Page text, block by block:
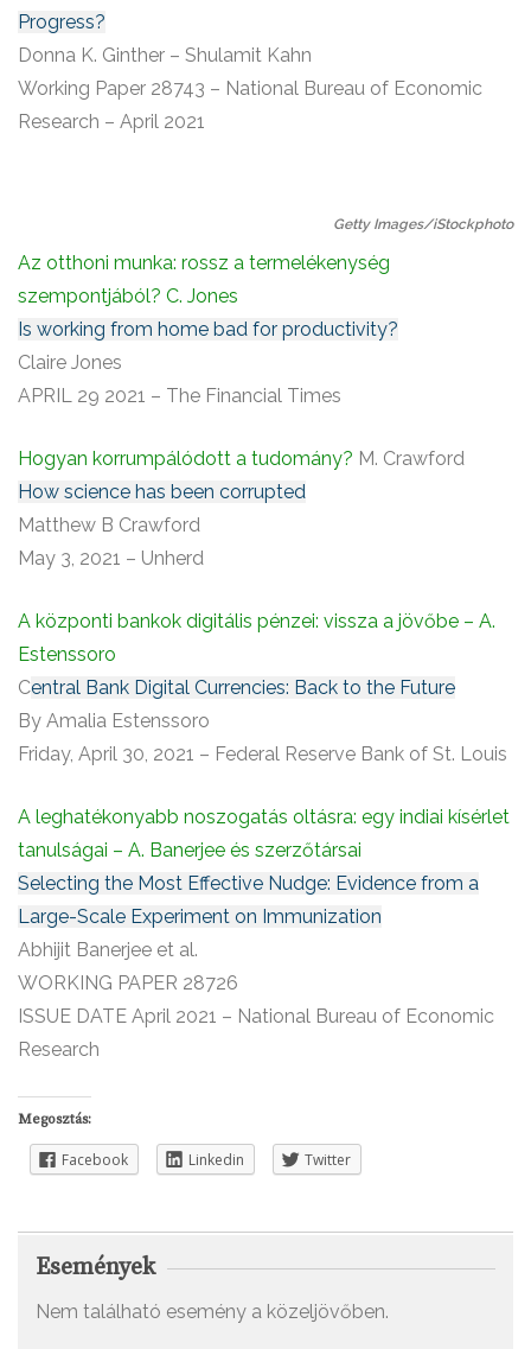
Progress?
Donna K. Ginther – Shulamit Kahn
Working Paper 28743 – National Bureau of Economic
Research – April 2021
Getty Images/iStockphoto
Az otthoni munka: rossz a termelékenység
szempontjából? C. Jones
Is working from home bad for productivity?
Claire Jones
APRIL 29 2021 – The Financial Times
Hogyan korrumpálódott a tudomány? M. Crawford
How science has been corrupted
Matthew B Crawford
May 3, 2021 – Unherd
A központi bankok digitális pénzei: vissza a jövőbe – A.
Estenssoro
Central Bank Digital Currencies: Back to the Future
By Amalia Estenssoro
Friday, April 30, 2021 – Federal Reserve Bank of St. Louis
A leghatékonyabb noszogatás oltásra: egy indiai kísérlet
tanulságai – A. Banerjee és szerzőtársai
Selecting the Most Effective Nudge: Evidence from a
Large-Scale Experiment on Immunization
Abhijit Banerjee et al.
WORKING PAPER 28726
ISSUE DATE April 2021 – National Bureau of Economic
Research
Megosztás:
Facebook Linkedin Twitter
Események
Nem található esemény a közeljövőben.